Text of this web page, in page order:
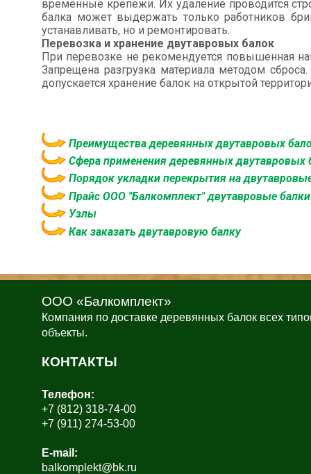
временные крепежи. Их удаление проводится
балка может выдержать только работников
устанавливать, но и ремонтировать.
Перевозка и хранение двутавровых балок
При перевозке не рекомендуется повышенная
Запрещена разгрузка материала методом
допускается хранение балок на открытой
Преимущества деревянных двутавровых
Сфера применения деревянных двутавровых
Порядок укладки перекрытия на
Прайс ООО "Балкомплект" двутавровые балки
Узлы
Как заказать двутавровую балку
ООО «Балкомплект»
Компания по доставке деревянных балок всех
объекты.
КОНТАКТЫ
Телефон:
+7 (812) 318-74-00
+7 (911) 274-53-00
E-mail:
balkomplekt@bk.ru